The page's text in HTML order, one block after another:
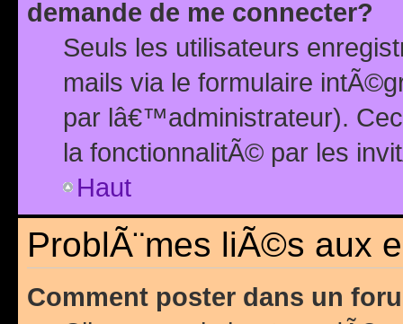
demande de me connecter?
Seuls les utilisateurs
mails via le formulaire
par lâ€™administrateur).
la fonctionnalitÃ© par les
Haut
ProblÃ¨mes liÃ©s aux
Comment poster dans un